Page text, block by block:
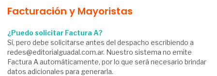
Facturación y Mayoristas
¿Puedo solicitar Factura A?
Sí, pero debe solicitarse antes del despacho escribiendo a
redes@editorialguadal.com.ar. Nuestro sistema no emite
Factura A automáticamente, por lo que será necesario brindar
datos adicionales para generarla.